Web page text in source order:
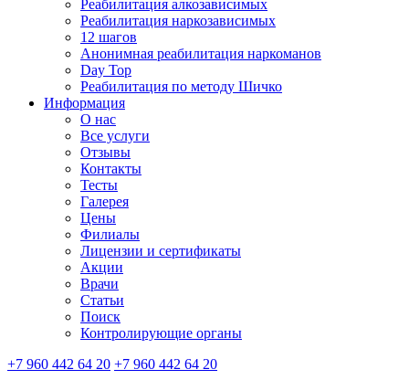
Реабилитация алкозависимых
Реабилитация наркозависимых
12 шагов
Анонимная реабилитация наркоманов
Day Top
Реабилитация по методу Шичко
Информация
О нас
Все услуги
Отзывы
Контакты
Тесты
Галерея
Цены
Филиалы
Лицензии и сертификаты
Акции
Врачи
Статьи
Поиск
Контролирующие органы
+7 960 442 64 20 +7 960 442 64 20